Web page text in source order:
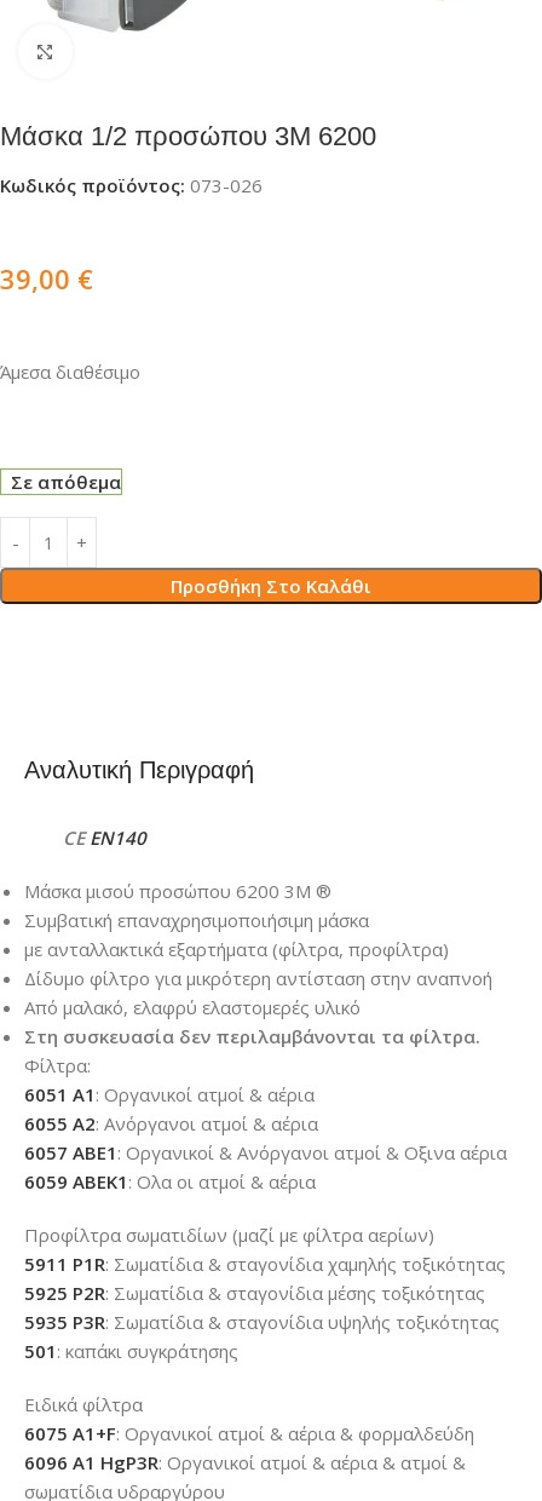
Μάσκα 1/2 προσώπου 3Μ 6200
Κωδικός προϊόντος: 073-026
39,00 €
Άμεσα διαθέσιμο
Σε απόθεμα
Προσθήκη Στο Καλάθι
Αναλυτική Περιγραφή
CEΕΝ140
Μάσκα μισού προσώπου 6200 3Μ ®
Συμβατική επαναχρησιμοποιήσιμη μάσκα
με ανταλλακτικά εξαρτήματα (φίλτρα, προφίλτρα)
Δίδυμο φίλτρο για μικρότερη αντίσταση στην αναπνοή
Από μαλακό, ελαφρύ ελαστομερές υλικό
Στη συσκευασία δεν περιλαμβάνονται τα φίλτρα.
Φίλτρα:
6051 A1 : Οργανικοί ατμοί & αέρια
6055 A2: Ανόργανοι ατμοί & αέρια
6057 ABE1 : Οργανικοί & Ανόργανοι ατμοί & Οξινα αέρια
6059 ABEK1 : Ολα οι ατμοί & αέρια
Προφίλτρα σωματιδίων (μαζί με φίλτρα αερίων)
5911 P1R: Σωματίδια & σταγονίδια χαμηλής τοξικότητας
5925 P2R: Σωματίδια & σταγονίδια μέσης τοξικότητας
5935 P3R: Σωματίδια & σταγονίδια υψηλής τοξικότητας
501 : καπάκι συγκράτησης
Ειδικά φίλτρα
6075 Α1+F: Οργανικοί ατμοί & αέρια & φορμαλδεύδη
6096 A1 HgP3R: Οργανικοί ατμοί & αέρια & ατμοί &
σωματίδια υδραργύρου